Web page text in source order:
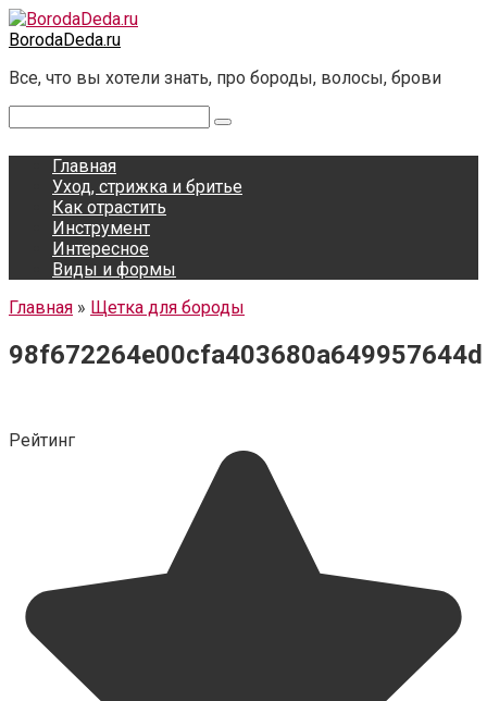
Перейти
к
BorodaDeda.ru
Все, что вы хотели знать, про бороды, волосы, брови
Главная
Уход, стрижка и бритье
Как отрастить
Инструмент
Интересное
Виды и формы
Главная » Щетка для бороды
98f672264e00cfa403680a649957644d
Рейтинг